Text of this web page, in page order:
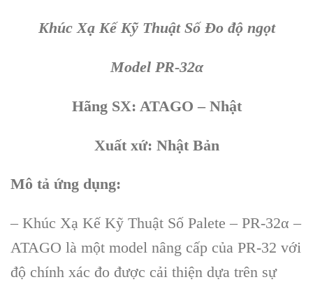
Khúc Xạ Kế Kỹ Thuật Số Đo độ ngọt
Model PR-32α
Hãng SX: ATAGO – Nhật
Xuất xứ: Nhật Bản
Mô tả ứng dụng:
– Khúc Xạ Kế Kỹ Thuật Số Palete – PR-32α –
ATAGO là một model nâng cấp của PR-32 với
độ chính xác đo được cải thiện dựa trên sự